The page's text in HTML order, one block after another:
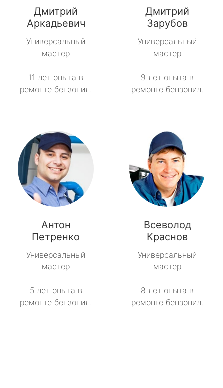
Дмитрий
Аркадьевич
Универсальный
мастер
11 лет опыта в
ремонте бензопил.
Дмитрий
Зарубов
Универсальный
мастер
9 лет опыта в
ремонте бензопил.
Антон
Петренко
Универсальный
мастер
5 лет опыта в
ремонте бензопил.
Всеволод
Краснов
Универсальный
мастер
8 лет опыта в
ремонте бензопил.